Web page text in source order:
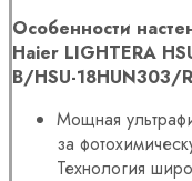
Особенности
Haier LIGHTERA
B/HSU-18HUN303/
Мощная
за
Технология